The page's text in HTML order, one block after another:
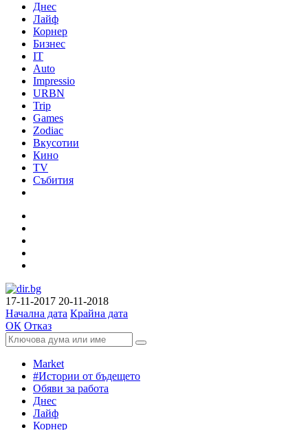
Днес
Лайф
Корнер
Бизнес
IT
Auto
Impressio
URBN
Trip
Games
Zodiac
Вкусотии
Кино
TV
Събития
17-11-2017 20-11-2018
Начална дата Крайна дата
ОК Отказ
Market
#Истории от бъдещето
Обяви за работа
Днес
Лайф
Корнер